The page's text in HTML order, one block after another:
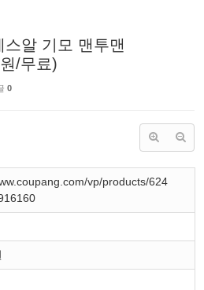
알 기모 맨투맨
/무료)
0
vp/products/624